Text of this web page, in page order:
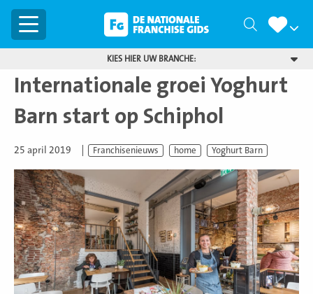
Menu Zoeken
KIES HIER UW BRANCHE:
Internationale groei Yoghurt
Barn start op Schiphol
25 april 2019 Franchisenieuws home Yoghurt Barn